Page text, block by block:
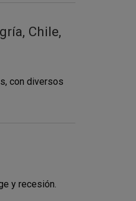
Chile,
con diversos
y recesión.